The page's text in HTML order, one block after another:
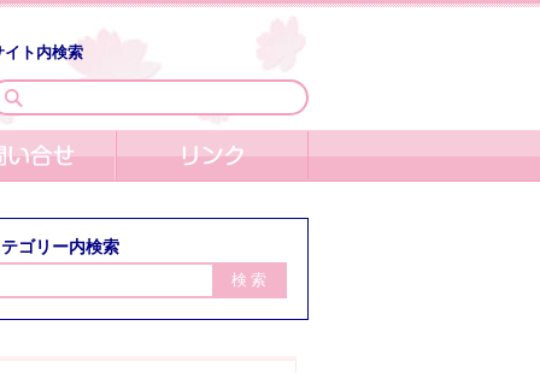
イト内検索
ゴリー内検索